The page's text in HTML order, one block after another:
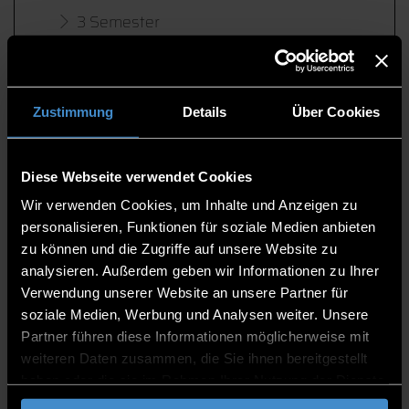
Zustimmung Details Über Cookies
Diese Webseite verwendet Cookies
Wir verwenden Cookies, um Inhalte und Anzeigen zu
personalisieren, Funktionen für soziale Medien anbieten
zu können und die Zugriffe auf unsere Website zu
analysieren. Außerdem geben wir Informationen zu Ihrer
Verwendung unserer Website an unsere Partner für
soziale Medien, Werbung und Analysen weiter. Unsere
Partner führen diese Informationen möglicherweise mit
weiteren Daten zusammen, die Sie ihnen bereitgestellt
gesammelt haben.
3 Semester
90
Studienbeginn
Wintersemester
Studienort
Deggendorf
Unterrichtssprache
Englisch
Rankings / Bewertungen
CHE Hochschulranking 2023/24
Details & Bewerbung